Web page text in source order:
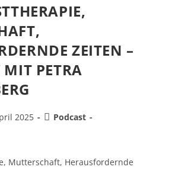
ZEITEN –
PETRA
2025
Podcast
Mutterschaft, Herausfordernde